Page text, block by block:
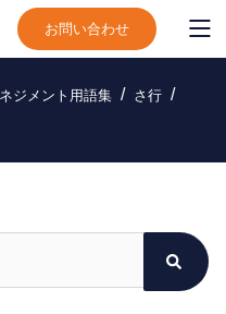
お問い合わせ
ジメント用語集
さ行